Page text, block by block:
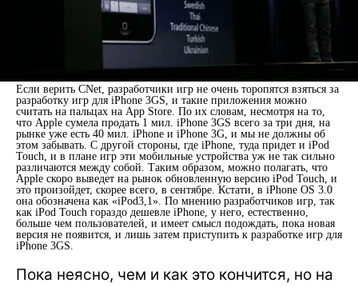
Если верить CNet, разработчики игр не очень торопятся взяться за
разработку игр для iPhone 3GS, и такие приложения можно
считать на пальцах на App Store. По их словам, несмотря на то,
что Apple сумела продать 1 мил. iPhone 3GS всего за три дня, на
рынке уже есть 40 мил. iPhone и iPhone 3G, и мы не должны об
этом забывать. С другой стороны, где iPhone, туда придет и iPod
Touch, и в плане игр эти мобильные устройства уж не так сильно
различаются между собой. Таким образом, можно полагать, что
Apple скоро выведет на рынок обновленную версию iPod Touch, и
это произойдет, скорее всего, в сентябре. Кстати, в iPhone OS 3.0
она обозначена как «iPod3,1». По мнению разработчиков игр, так
как iPod Touch гораздо дешевле iPhone, у него, естественно,
больше чем пользователей, и имеет смысл подождать, пока новая
версия не появится, и лишь затем приступить к разработке игр для
iPhone 3GS.
Пока неясно, чем и как это кончится, но на